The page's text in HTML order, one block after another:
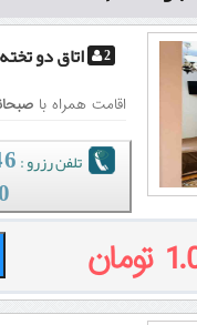
2 اتاق دو تخته
اقامت همراه با
تلفن رزرو :